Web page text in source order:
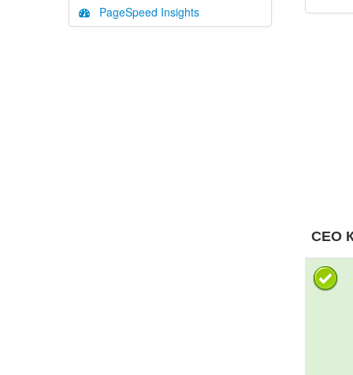
PageSpeed Insights
СЕО